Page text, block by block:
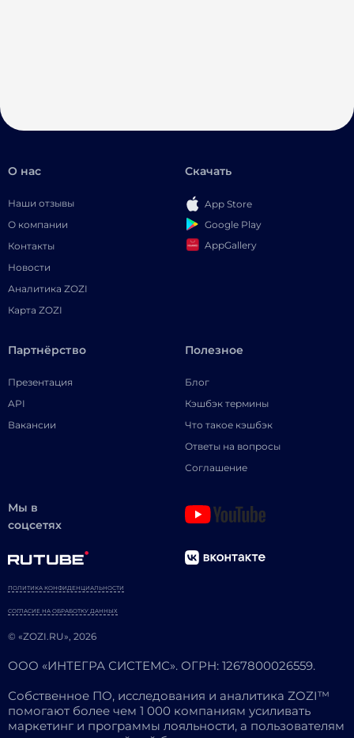
О нас
Наши отзывы
О компании
Контакты
Новости
Аналитика ZOZI
Карта ZOZI
Скачать
App Store
Google Play
AppGallery
Партнёрство
Презентация
API
Вакансии
Полезное
Блог
Кэшбэк термины
Что такое кэшбэк
Ответы на вопросы
Соглашение
Мы в
соцсетях
© «ZOZI.RU», 2026
ПОЛИТИКА КОНФИДЕНЦИАЛЬНОСТИ
СОГЛАСИЕ НА ОБРАБОТКУ ДАННЫХ
ООО «ИНТЕГРА СИСТЕМС». ОГРН: 1267800026559.
Собственное ПО, исследования и аналитика ZOZI™
помогают более чем 1 000 компаниям усиливать
маркетинг и программы лояльности, а пользователям